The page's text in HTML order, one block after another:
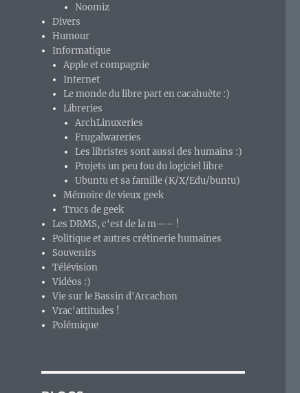
Noomiz
Divers
Humour
Informatique
Apple et compagnie
Internet
Le monde du libre part en cacahuète :)
Libreries
ArchLinuxeries
Frugalwareries
Les libristes sont aussi des humains :)
Projets un peu fou du logiciel libre
Ubuntu et sa famille (K/X/Edu/buntu)
Mémoire de vieux geek
Trucs de geek
Les DRMS, c'est de la m—– !
Politique et autres crétinerie humaines
Souvenirs
Télévision
Vidéos :)
Vie sur le Bassin d'Arcachon
Vrac'attitudes !
Polémique